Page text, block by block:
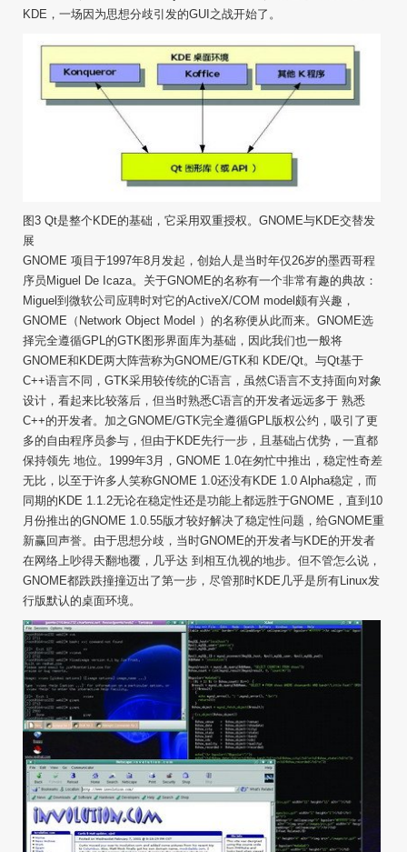
KDE，一场因为思想分歧引发的GUI之战开始了。
图3 Qt是整个KDE的基础，它采用双重授权。GNOME与KDE交替发
展
GNOME 项目于1997年8月发起，创始人是当时年仅26岁的墨西哥程
序员Miguel De Icaza。关于GNOME的名称有一个非常有趣的典故：
Miguel到微软公司应聘时对它的ActiveX/COM model颇有兴趣，
GNOME（Network Object Model ）的名称便从此而来。GNOME选
择完全遵循GPL的GTK图形界面库为基础，因此我们也一般将
GNOME和KDE两大阵营称为GNOME/GTK和 KDE/Qt。与Qt基于
C++语言不同，GTK采用较传统的C语言，虽然C语言不支持面向对象
设计，看起来比较落后，但当时熟悉C语言的开发者远远多于 熟悉
C++的开发者。加之GNOME/GTK完全遵循GPL版权公约，吸引了更
多的自由程序员参与，但由于KDE先行一步，且基础占优势，一直都
保持领先 地位。1999年3月，GNOME 1.0在匆忙中推出，稳定性奇差
无比，以至于许多人笑称GNOME 1.0还没有KDE 1.0 Alpha稳定，而
同期的KDE 1.1.2无论在稳定性还是功能上都远胜于GNOME，直到10
月份推出的GNOME 1.0.55版才较好解决了稳定性问题，给GNOME重
新赢回声誉。由于思想分歧，当时GNOME的开发者与KDE的开发者
在网络上吵得天翻地覆，几乎达 到相互仇视的地步。但不管怎么说，
GNOME都跌跌撞撞迈出了第一步，尽管那时KDE几乎是所有Linux发
行版默认的桌面环境。